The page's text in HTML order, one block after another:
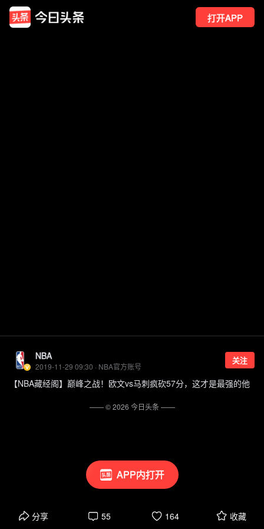
打开APP
APP内打开
NBA
2019-11-29 09:30 · NBA官方账号
关注
【NBA藏经阁】巅峰之战！欧文vs马刺疯砍57分，这才是最强的他
分享 55 164 收藏
—— ©2026 今日头条——